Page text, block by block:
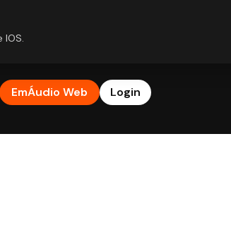
EmÁudio Web Login
IOS.